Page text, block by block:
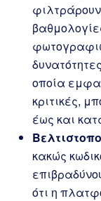
φιλτράρουν
οποία
κριτικές,
έως και
κακώς
ότι η